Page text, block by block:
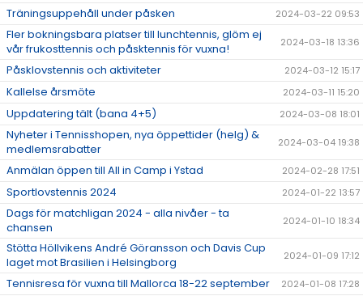
Träningsuppehåll under påsken 2024-03-22 09:53
Fler bokningsbara platser till lunchtennis, glöm ej
vår frukosttennis och påsktennis för vuxna!
2024-03-18 13:36
Påsklovstennis och aktiviteter 2024-03-12 15:17
Kallelse årsmöte 2024-03-11 15:20
Uppdatering tält (bana 4+5) 2024-03-08 18:01
Nyheter i Tennisshopen, nya öppettider (helg) &
medlemsrabatter
2024-03-04 19:38
Anmälan öppen till All in Camp i Ystad 2024-02-28 17:51
Sportlovstennis 2024 2024-01-22 13:57
Dags för matchligan 2024 - alla nivåer - ta
chansen
2024-01-10 18:34
Stötta Höllvikens André Göransson och Davis Cup
laget mot Brasilien i Helsingborg
2024-01-09 17:12
Tennisresa för vuxna till Mallorca 18-22 september 2024-01-08 17:28